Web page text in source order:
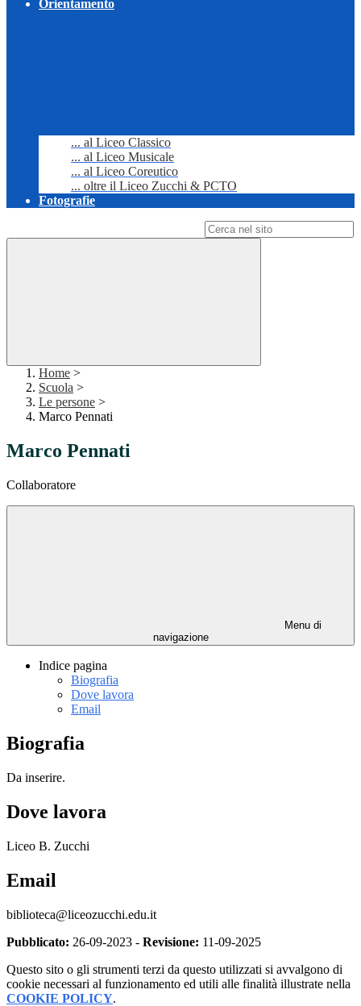
Orientamento
... al Liceo Classico
... al Liceo Musicale
... al Liceo Coreutico
... oltre il Liceo Zucchi & PCTO
Fotografie
Home >
Scuola >
Le persone >
Marco Pennati
Marco Pennati
Collaboratore
Menu di
navigazione
Indice pagina
Biografia
Dove lavora
Email
Biografia
Da inserire.
Dove lavora
Liceo B. Zucchi
Email
biblioteca@liceozucchi.edu.it
Pubblicato: 26-09-2023 - Revisione: 11-09-2025
Questo sito o gli strumenti terzi da questo utilizzati si avvalgono di
cookie necessari al funzionamento ed utili alle finalità illustrate nella
COOKIE POLICY.